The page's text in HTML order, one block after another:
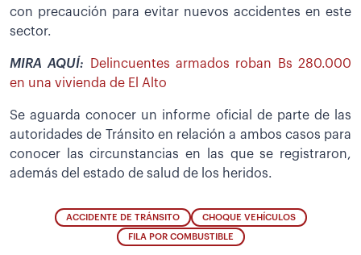
con precaución para evitar nuevos accidentes en este
sector.
MIRA AQUÍ:
Delincuentes armados roban Bs 280.000
en una vivienda de El Alto
Se aguarda conocer un informe oficial de parte de las
autoridades de Tránsito en relación a ambos casos para
conocer las circunstancias en las que se registraron,
además del estado de salud de los heridos.
ACCIDENTE DE TRÁNSITO CHOQUE VEHÍCULOS
FILA POR COMBUSTIBLE